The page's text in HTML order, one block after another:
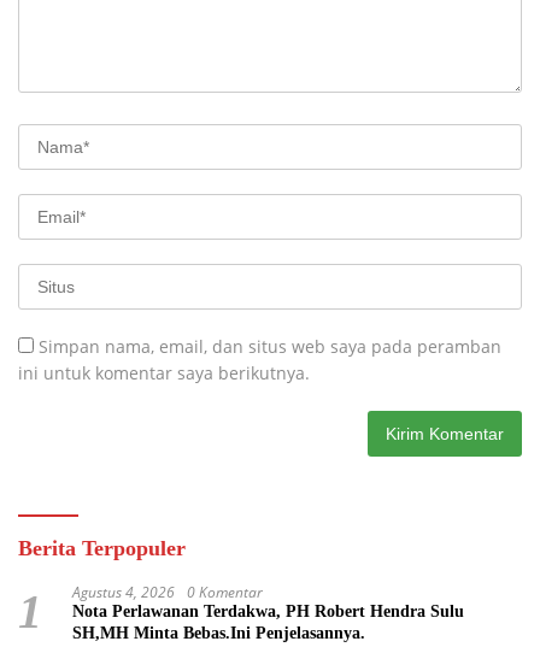
Simpan nama, email, dan situs web saya pada peramban
ini untuk komentar saya berikutnya.
Berita Terpopuler
1 Agustus 4, 2026 0 Komentar
Nota Perlawanan Terdakwa, PH Robert Hendra Sulu
SH,MH Minta Bebas.Ini Penjelasannya.